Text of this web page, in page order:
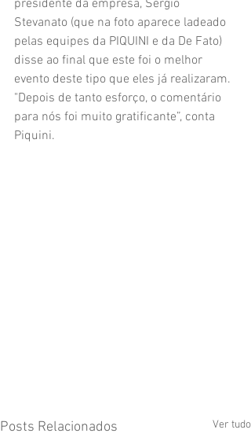
presidente da empresa, Sergio
Stevanato (que na foto aparece ladeado
pelas equipes da PIQUINI e da De Fato)
disse ao final que este foi o melhor
evento deste tipo que eles já realizaram.
"Depois de tanto esforço, o comentário
para nós foi muito gratificante”, conta
Piquini.
Posts Relacionados Ver tudo